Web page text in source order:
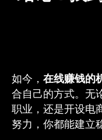
如今， 在线赚钱的
合自己的方式。无
职业，还是开设电
努力，你都能建立